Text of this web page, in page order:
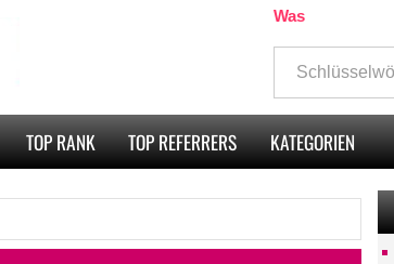
Was
TOP RANK TOP REFERRERS KATEGORIEN